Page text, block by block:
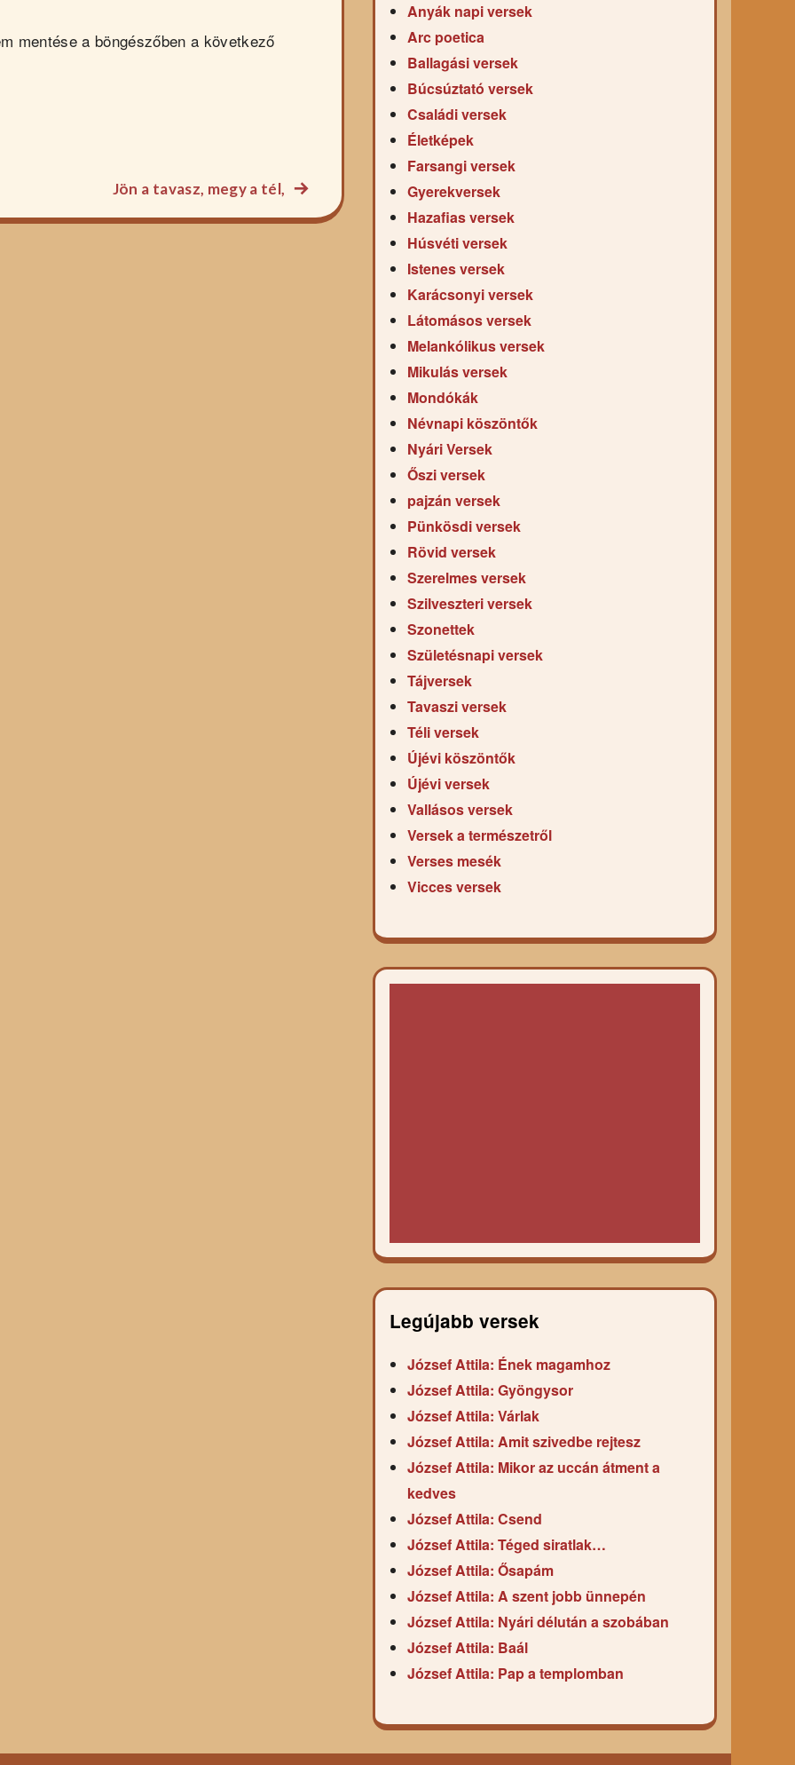
mentése a böngészőben a következő
Jön a tavasz, megy a tél, Következő
főzelék
Anyák napi versek
Arc poetica
Ballagási versek
Búcsúztató versek
Családi versek
Életképek
Farsangi versek
Gyerekversek
Hazafias versek
Húsvéti versek
Istenes versek
Karácsonyi versek
Látomásos versek
Melankólikus versek
Mikulás versek
Mondókák
Névnapi köszöntők
Nyári Versek
Őszi versek
pajzán versek
Pünkösdi versek
Rövid versek
Szerelmes versek
Szilveszteri versek
Szonettek
Születésnapi versek
Tájversek
Tavaszi versek
Téli versek
Újévi köszöntők
Újévi versek
Vallásos versek
Versek a természetről
Verses mesék
Vicces versek
Legújabb versek
József Attila: Ének magamhoz
József Attila: Gyöngysor
József Attila: Várlak
József Attila: Amit szivedbe rejtesz
József Attila: Mikor az uccán átment a
kedves
József Attila: Csend
József Attila: Téged siratlak…
József Attila: Ősapám
József Attila: A szent jobb ünnepén
József Attila: Nyári délután a szobában
József Attila: Baál
József Attila: Pap a templomban